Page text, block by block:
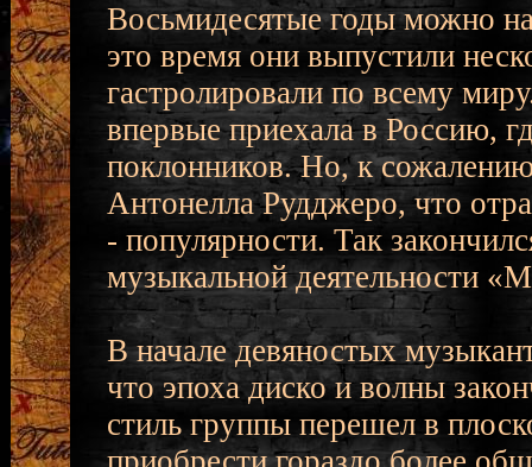
Восьмидесятые годы можно
это время они выпустили
гастролировали по всему
впервые приехала в Россию,
поклонников. Но, к
Антонелла Рудджеро, что
- популярности. Так
музыкальной деятельности
В начале девяностых
что эпоха диско и волны
стиль группы перешел в